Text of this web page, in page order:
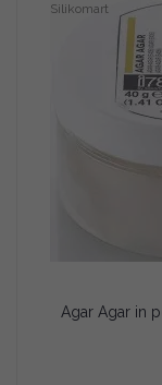
Silikomart